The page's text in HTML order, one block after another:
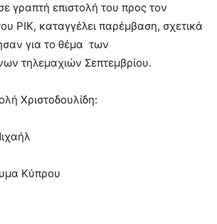
γραπτή επιστολή του προς τον
ΡΙΚ, καταγγέλει παρέμβαση, σχετικά
για το θέμα των
τηλεμαχιών Σεπτεμβρίου.
Χριστοδουλίδη:
Κύπρου